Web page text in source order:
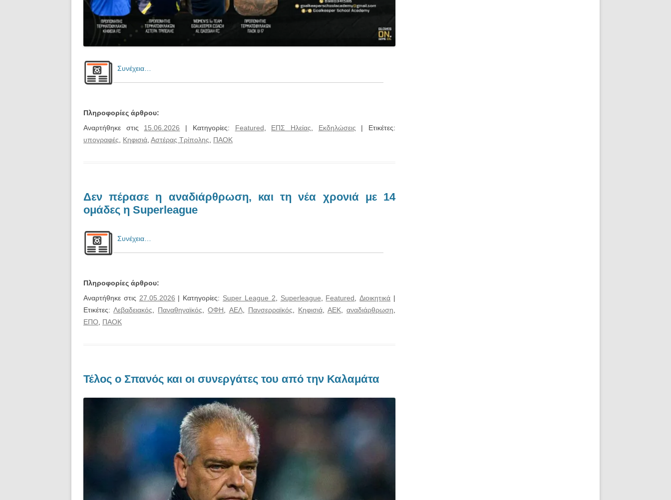
Συνέχεια…
Πληροφορίες άρθρου:
Αναρτήθηκε στις 15.06.2026 | Κατηγορίες: Featured, ΕΠΣ Ηλείας, Εκδηλώσεις | Ετικέτες:
υπογραφές, Κηφισιά, Αστέρας Τρίπολης, ΠΑΟΚ
Δεν πέρασε η αναδιάρθρωση, και τη νέα χρονιά με 14
ομάδες η Superleague
Συνέχεια…
Πληροφορίες άρθρου:
Αναρτήθηκε στις 27.05.2026 | Κατηγορίες: Super League 2, Superleague, Featured,Διοικητικά |
Ετικέτες:Λεβαδειακός, Παναθηναϊκός,ΟΦΗ, ΑΕΛ, Πανσερραϊκός, Κηφισιά, ΑΕΚ, αναδιάρθρωση,
ΕΠΟ, ΠΑΟΚ
Τέλος ο Σπανός και οι συνεργάτες του από την Καλαμάτα